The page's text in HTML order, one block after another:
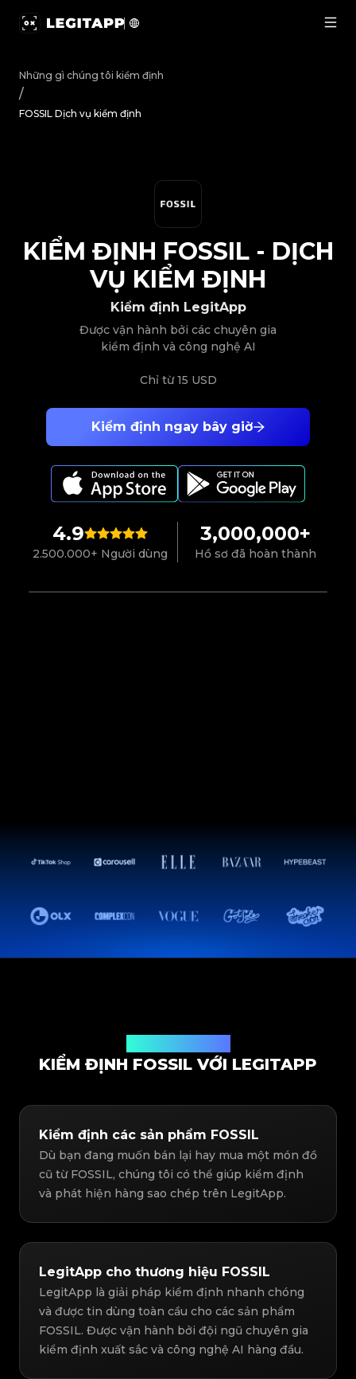
Những gì chúng tôi kiểm định
/
FOSSIL Dịch vụ kiểm định
4.9
2.500.000+ Người dùng
3,000,000+
Hồ sơ đã hoàn thành
Kiểm định ngay bây giờ
Kiểm định LegitApp
Được vận hành bởi các chuyên gia
kiểm định và công nghệ AI
Chỉ từ15 USD
KIỂM ĐỊNH FOSSIL- DỊCH
VỤ KIỂM ĐỊNH
KIỂM ĐỊNH FOSSIL VỚI LEGITAPP
Kiểm định các sản phẩm FOSSIL
Dù bạn đang muốn bán lại hay mua một món đồ
cũ từ FOSSIL, chúng tôi có thể giúp kiểm định
và phát hiện hàng sao chép trên LegitApp.
LegitApp cho thương hiệu FOSSIL
LegitApp là giải pháp kiểm định nhanh chóng
và được tin dùng toàn cầu cho các sản phẩm
FOSSIL. Được vận hành bởi đội ngũ chuyên gia
kiểm định xuất sắc và công nghệ AI hàng đầu.